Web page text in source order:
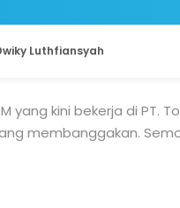
Luthfiansyah
yang kini bekerja di PT.
membanggakan.